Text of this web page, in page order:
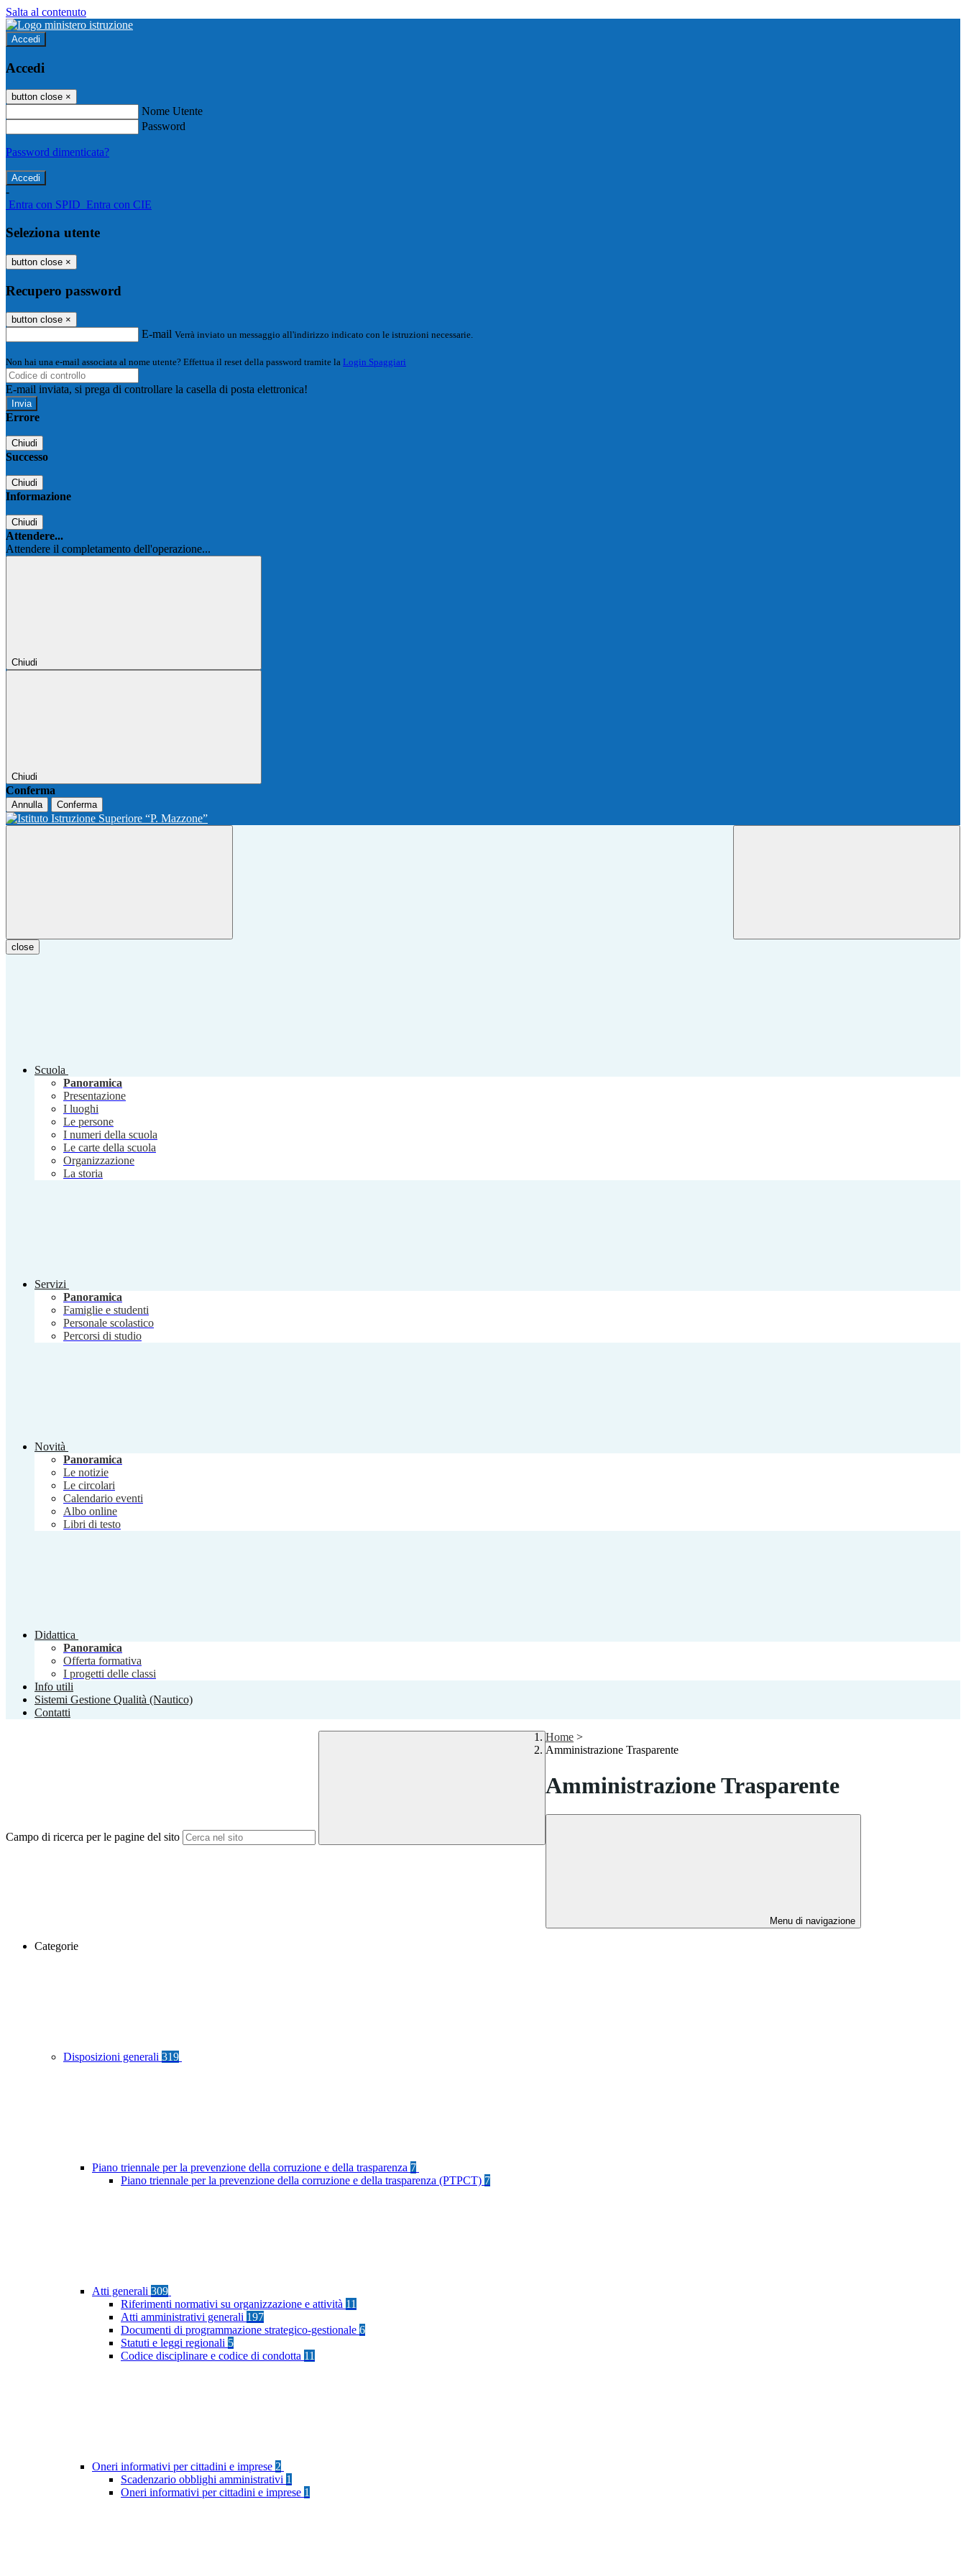
Salta al contenuto
Accedi
Accedi
button close ×
Nome Utente
Password
Password dimenticata?
-
Entra con SPID Entra con CIE
Seleziona utente
button close ×
Recupero password
button close ×
E-mail Verrà inviato un messaggio all'indirizzo indicato con le istruzioni necessarie.
Non hai una e-mail associata al nome utente? Effettua il reset della password tramite la Login Spaggiari
E-mail inviata, si prega di controllare la casella di posta elettronica!
Errore
Chiudi
Successo
Chiudi
Informazione
Chiudi
Attendere...
Attendere il completamento dell'operazione...
Chiudi
Chiudi
Conferma
Annulla Conferma
close
Scuola
Panoramica
Presentazione
I luoghi
Le persone
I numeri della scuola
Le carte della scuola
Organizzazione
La storia
Servizi
Panoramica
Famiglie e studenti
Personale scolastico
Percorsi di studio
Novità
Panoramica
Le notizie
Le circolari
Calendario eventi
Albo online
Libri di testo
Didattica
Panoramica
Offerta formativa
I progetti delle classi
Info utili
Sistemi Gestione Qualità (Nautico)
Contatti
Campo di ricerca per le pagine del sito
Home >
Amministrazione Trasparente
Amministrazione Trasparente
Menu di navigazione
Categorie
Disposizioni generali 319
Piano triennale per la prevenzione della corruzione e della trasparenza 7
Piano triennale per la prevenzione della corruzione e della trasparenza (PTPCT) 7
Atti generali 309
Riferimenti normativi su organizzazione e attività 11
Atti amministrativi generali 197
Documenti di programmazione strategico-gestionale 6
Statuti e leggi regionali 5
Codice disciplinare e codice di condotta 11
Oneri informativi per cittadini e imprese 2
Scadenzario obblighi amministrativi 1
Oneri informativi per cittadini e imprese 1